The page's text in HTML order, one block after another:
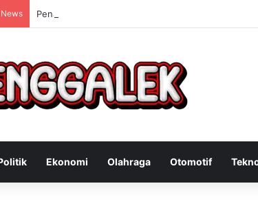
Penangkapan Bandit Curanmor: Tindakan Tegas
Ekonomi Olahraga Otomotif